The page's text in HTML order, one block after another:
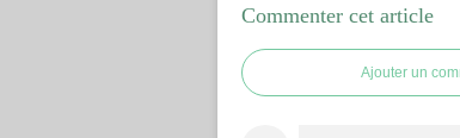
Commenter cet article
Ajouter un